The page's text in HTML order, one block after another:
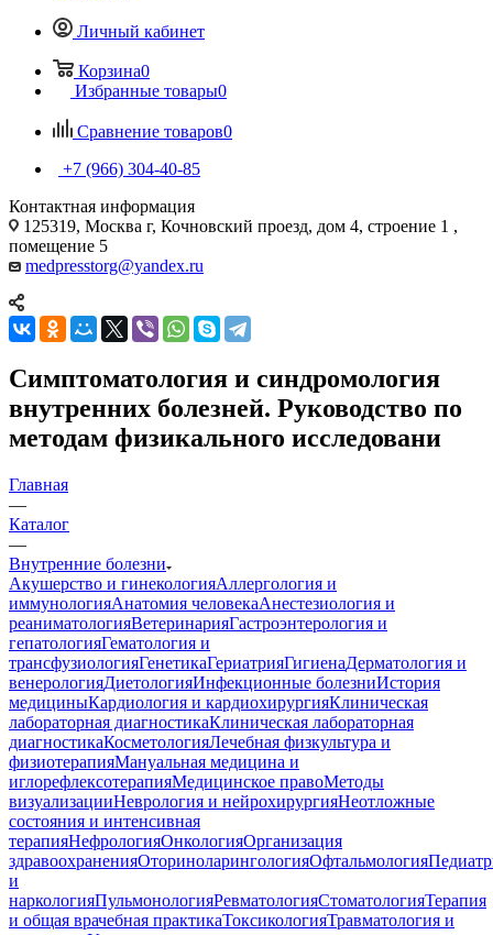
Личный кабинет
Корзина0
Избранные товары0
Сравнение товаров0
+7 (966) 304-40-85
Контактная информация
125319, Москва г, Кочновский проезд, дом 4, строение 1 ,
помещение 5
medpresstorg@yandex.ru
Симптоматология и синдромология
внутренних болезней. Руководство по
методам физикального исследовани
Главная
—
Каталог
—
Внутренние болезни
Акушерство и гинекологияАллергология и
иммунологияАнатомия человекаАнестезиология и
реаниматологияВетеринарияГастроэнтерология и
гепатологияГематология и
трансфузиологияГенетикаГериатрияГигиенаДерматология и
венерологияДиетологияИнфекционные болезниИстория
медициныКардиология и кардиохирургияКлиническая
лабораторная диагностикаКлиническая лабораторная
диагностикаКосметологияЛечебная физкультура и
физиотерапияМануальная медицина и
иглорефлексотерапияМедицинское правоМетоды
визуализацииНеврология и нейрохирургияНеотложные
состояния и интенсивная
терапияНефрологияОнкологияОрганизация
здравоохраненияОториноларингологияОфтальмология
и
наркологияПульмонологияРевматологияСтоматологияТерапия
и общая врачебная практикаТоксикологияТравматология и